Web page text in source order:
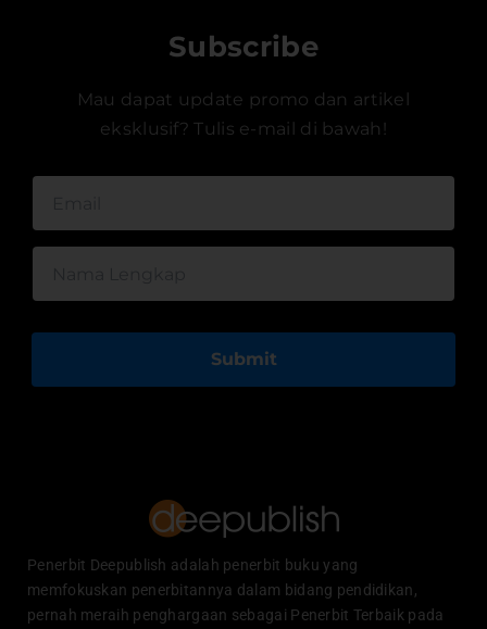
Subscribe
Mau dapat update promo dan artikel
eksklusif? Tulis e-mail di bawah!
Submit
Penerbit Deepublish adalah penerbit buku yang
memfokuskan penerbitannya dalam bidang pendidikan,
pernah meraih penghargaan sebagai Penerbit Terbaik pada